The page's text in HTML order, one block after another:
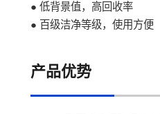
● 低背景值，高回收率
● 百级洁净等级，使用方便
产品优势